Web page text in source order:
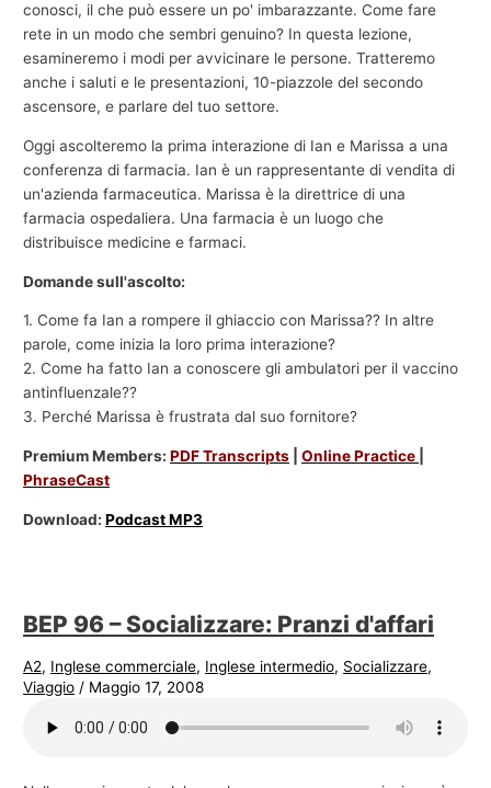
conosci, il che può essere un po' imbarazzante. Come fare
rete in un modo che sembri genuino? In questa lezione,
esamineremo i modi per avvicinare le persone. Tratteremo
anche i saluti e le presentazioni, 10-piazzole del secondo
ascensore, e parlare del tuo settore.
Oggi ascolteremo la prima interazione di Ian e Marissa a una
conferenza di farmacia. Ian è un rappresentante di vendita di
un'azienda farmaceutica. Marissa è la direttrice di una
farmacia ospedaliera. Una farmacia è un luogo che
distribuisce medicine e farmaci.
Domande sull'ascolto:
1. Come fa Ian a rompere il ghiaccio con Marissa?? In altre
parole, come inizia la loro prima interazione?
2. Come ha fatto Ian a conoscere gli ambulatori per il vaccino
antinfluenzale??
3. Perché Marissa è frustrata dal suo fornitore?
Premium Members:PDF Transcripts |Online Practice
PhraseCast
Download:Podcast MP3
BEP 96 – Socializzare: Pranzi d'affari
A2, Inglese commerciale, Inglese intermedio, Socializzare,
Viaggio / Maggio 17, 2008